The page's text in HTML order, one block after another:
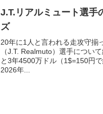
J.T.リアルミュート選手
ズ
20年に1人と言われる走攻守揃
（J.T. Realmuto）選手につい
と3年4500万ドル（1$=150円
2026年...